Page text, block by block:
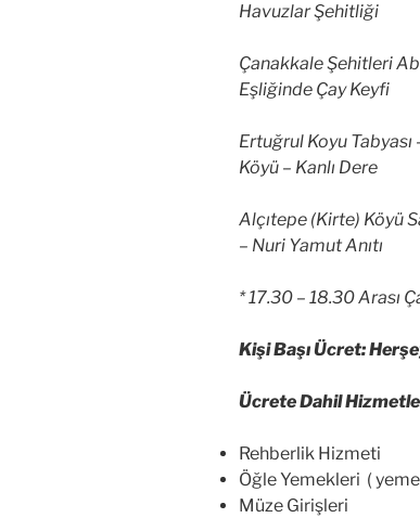
Havuzlar Şehitliği
Çanakkale Şehitleri
Eşliğinde Çay Keyfi
Ertuğrul Koyu Tabyası
Köyü – Kanlı Dere
Alçıtepe (Kirte) Köyü
– Nuri Yamut Anıtı
* 17.30 – 18.30 Arası
Kişi Başı Ücret:
Ücrete Dahil
Rehberlik Hizmeti
Öğle Yemekleri (
Müze Girişleri